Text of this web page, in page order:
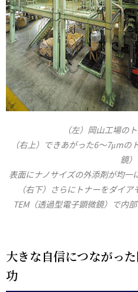
（左）岡山工場の
（右上）できあがった6～7μmの
鏡
表面にナノサイズの外添剤が均一
（右下）さらにトナーをダイア
TEM（透過型電子顕微鏡）で内
大きな自信につながっ
功